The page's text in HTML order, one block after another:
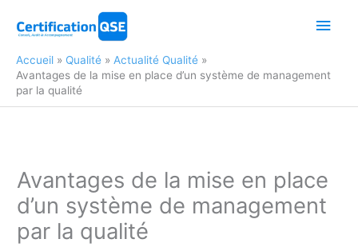
Accueil Qualité
Actualité Qualité
Avantages de la mise en place d’un système de management
par la qualité
Avantages de la mise en place
d’un système de management
par la qualité